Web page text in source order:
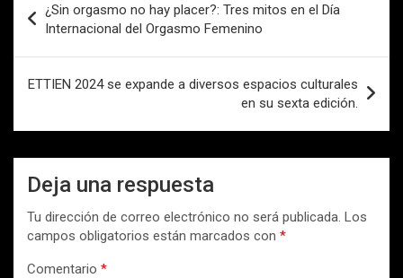
de
entradas
¿Sin orgasmo no hay placer?: Tres mitos en el Día
Internacional del Orgasmo Femenino
ETTIEN 2024 se expande a diversos espacios culturales
en su sexta edición.
Deja una respuesta
Tu dirección de correo electrónico no será publicada. Los
campos obligatorios están marcados con *
Comentario *